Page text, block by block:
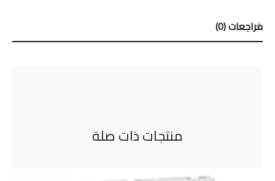
مراجعات (0)
منتجات ذات صلة